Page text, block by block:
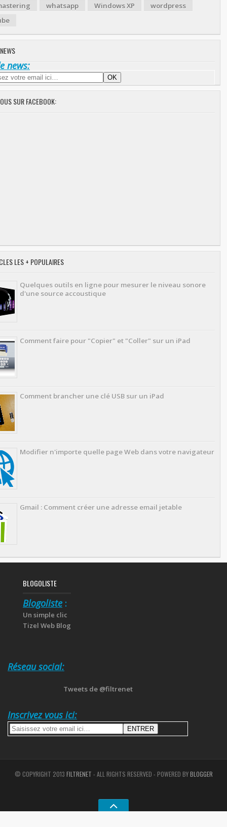
whatsapp Windows XP
wordpress
news:
SUR FACEBOOK:
LES + POPULAIRES
Quelques outils en ligne pour mesurer le niveau sonore
d'une source accoustique
Comment faire pour "Copier" et "Coller" sur un iPad
Comment brancher une clé USB sur un iPad
Modifier n'importe quelle page Web dans votre navigateur
Gmail : Comment créer une adresse email jetable
BLOGOLISTE
Blogoliste :
Un simple clic
Tizel Web Blog
Réseau social:
Tweets de @filtrenet
Inscrivez vous ici:
© COPYRIGHT 2013 FILTRENET - ALL RIGHTS RESERVED - POWERED BYBLOGGER